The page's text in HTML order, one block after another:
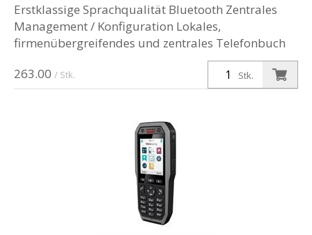
263.00 / Stk. Stk.
Erstklassige Sprachqualität Bluetooth Zentrales
Management / Konfiguration Lokales,
firmenübergreifendes und zentrales Telefonbuch
Vibrationsalarm Grosses, beleuchtetes u...